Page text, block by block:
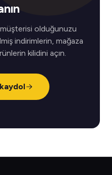
olduğunuzu
indirimlerin, mağaza
kilidini açın.